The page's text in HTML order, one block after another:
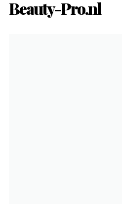
Beauty-Pro.nl